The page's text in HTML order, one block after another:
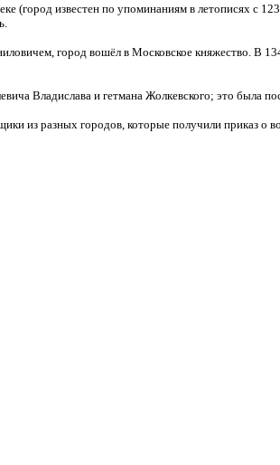
известен по упоминаниям в летописях с
город вошёл в Московское княжество. В
Владислава и гетмана Жолкевского; это была
из разных городов, которые получили приказ о